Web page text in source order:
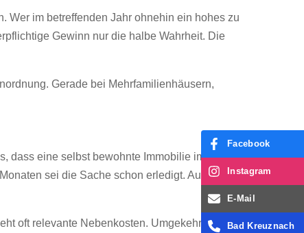
Wer im betreffenden Jahr ohnehin ein hohes zu
Gewinn nur die halbe Wahrheit. Die
Gerade bei Mehrfamilienhäusern,
dass eine selbst bewohnte Immobilie immer
sei die Sache schon erledigt. Auch das
oft relevante Nebenkosten. Umgekehrt werden
Facebook
Instagram
E-Mail
Bad Kreuznach